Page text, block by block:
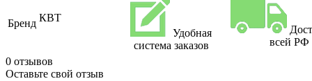
Бренд КВТ
0 отзывов
Оставьте свой отзыв
Удобная
система заказов
всей РФ